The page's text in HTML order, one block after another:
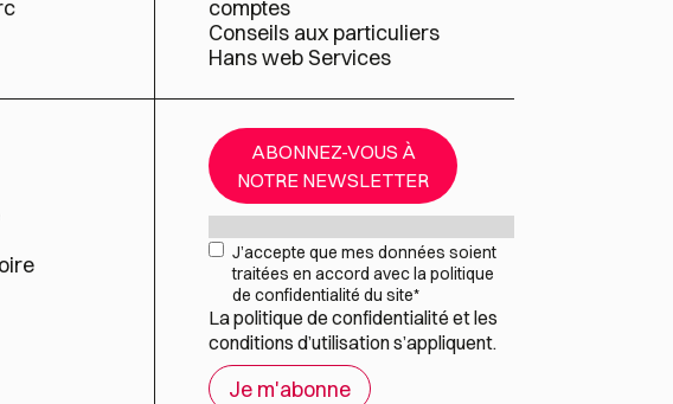
comptes
Conseils aux particuliers
Hans web Services
ABONNEZ-VOUS À
NOTRE NEWSLETTER
Mail*
RGPD*
J’accepte que mes données soient
traitées en accord avec la politique
de confidentialité du site*
Lapolitique de confidentialité et les
conditions d’utilisations’appliquent.